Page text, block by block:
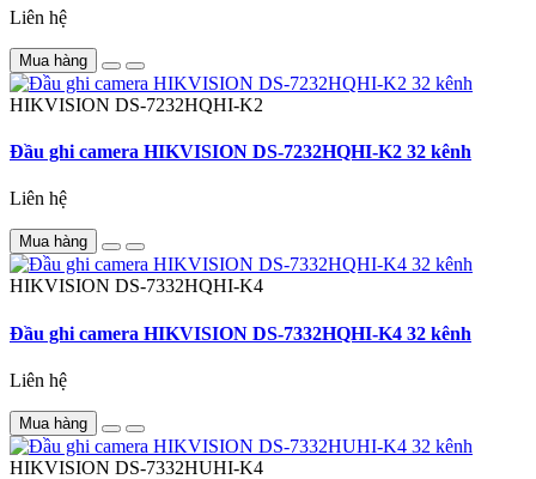
Liên hệ
Mua hàng
HIKVISION DS-7232HQHI-K2
Đầu ghi camera HIKVISION DS-7232HQHI-K2 32 kênh
Liên hệ
Mua hàng
HIKVISION DS-7332HQHI-K4
Đầu ghi camera HIKVISION DS-7332HQHI-K4 32 kênh
Liên hệ
Mua hàng
HIKVISION DS-7332HUHI-K4